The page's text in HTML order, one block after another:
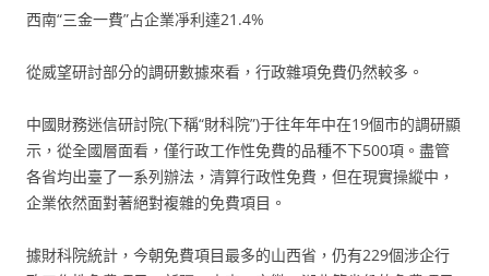
西南“三金一費”占企業凈利達21.4%
從威望研討部分的調研數據來看，行政雜項免費仍然較多。
中國財務迷信研討院(下稱“財科院”)于往年年中在19個市的調研顯
示，從全國層面看，僅行政工作性免費的品種不下500項。盡管
各省均出臺了一系列辦法，清算行政性免費，但在現實操縱中，
企業依然面對著絕對複雜的免費項目。
據財科院統計，今朝免費項目最多的山西省，仍有229個涉企行